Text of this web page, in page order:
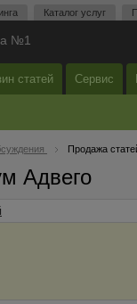
Каталог услуг
№1
статей Сервис
Продажа
Адвего